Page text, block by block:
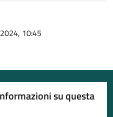
10:45
su questa